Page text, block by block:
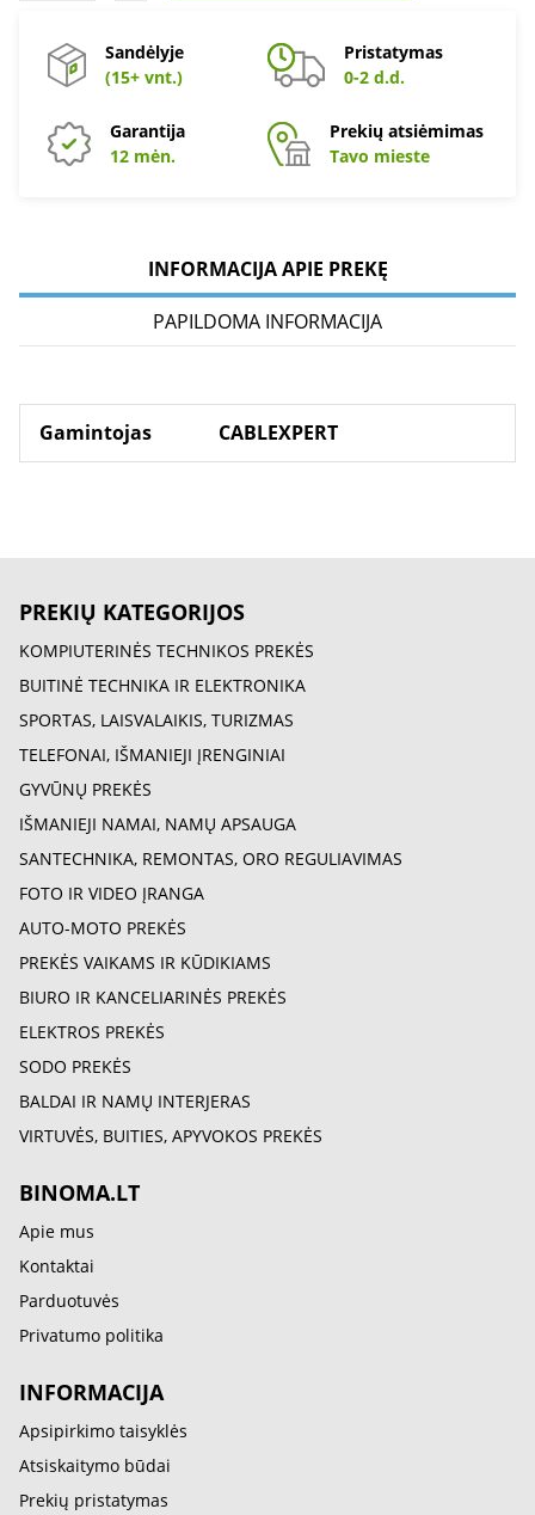
Sandėlyje
(15+ vnt.)
Pristatymas
0-2 d.d.
Garantija
12 mėn.
Prekių atsiėmimas
Tavo mieste
INFORMACIJA APIE PREKĘ
PAPILDOMA INFORMACIJA
Gamintojas CABLEXPERT
PREKIŲ KATEGORIJOS
KOMPIUTERINĖS TECHNIKOS PREKĖS
BUITINĖ TECHNIKA IR ELEKTRONIKA
SPORTAS, LAISVALAIKIS, TURIZMAS
TELEFONAI, IŠMANIEJI ĮRENGINIAI
GYVŪNŲ PREKĖS
IŠMANIEJI NAMAI, NAMŲ APSAUGA
SANTECHNIKA, REMONTAS, ORO REGULIAVIMAS
FOTO IR VIDEO ĮRANGA
AUTO-MOTO PREKĖS
PREKĖS VAIKAMS IR KŪDIKIAMS
BIURO IR KANCELIARINĖS PREKĖS
ELEKTROS PREKĖS
SODO PREKĖS
BALDAI IR NAMŲ INTERJERAS
VIRTUVĖS, BUITIES, APYVOKOS PREKĖS
BINOMA.LT
Apie mus
Kontaktai
Parduotuvės
Privatumo politika
INFORMACIJA
Apsipirkimo taisyklės
Atsiskaitymo būdai
Prekių pristatymas